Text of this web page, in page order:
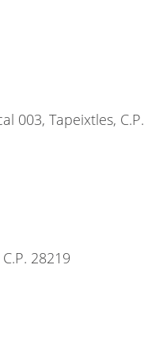
003, Tapeixtles, C.P.
28219